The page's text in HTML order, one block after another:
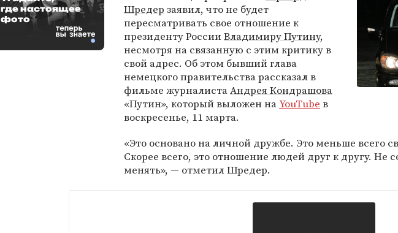
Шредер заявил, что не будет
пересматривать свое отношение к
президенту РоссииВладимиру Путину,
несмотря на связанную с этим критику в
свой адрес. Об этом бывший глава
немецкого правительства рассказал в
фильме журналистаАндрея Кондрашова
«Путин», который выложен наYouTube в
воскресенье, 11 марта.
«Это основано на личной дружбе. Это меньше всего
Скорее всего, это отношение людей друг к другу. Не
менять», — отметил Шредер.
где настоящее
фото